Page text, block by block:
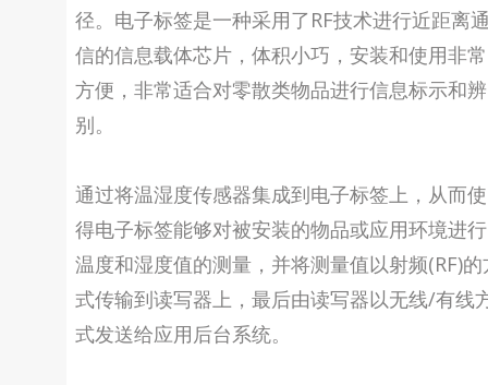
径。电子标签是一种采用了RF技术进行近距离
信的信息载体芯片，体积小巧，安装和使用非常
方便，非常适合对零散类物品进行信息标示和辨
别。
通过将温湿度传感器集成到电子标签上，从而使
得电子标签能够对被安装的物品或应用环境进行
温度和湿度值的测量，并将测量值以射频(RF)的
式传输到读写器上，最后由读写器以无线/有线
式发送给应用后台系统。